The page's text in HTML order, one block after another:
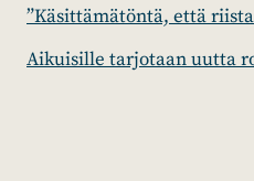
”Käsittämätöntä, että
Aikuisille tarjotaan uutta